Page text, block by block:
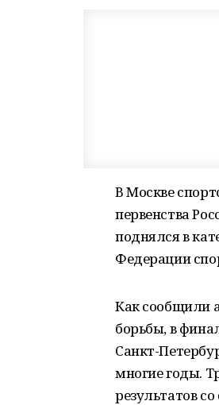
В Москве
первенства
поднялся в
Федерации
Как сообщили
борьбы, в
Санкт-
многие годы.
результатов